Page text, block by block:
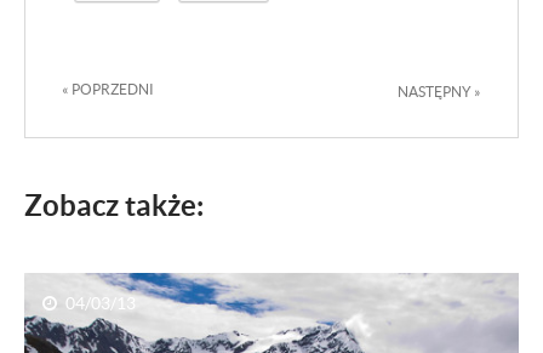
« POPRZEDNI NASTĘPNY »
Zobacz także:
04/03/13